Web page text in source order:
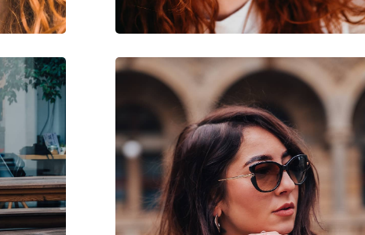
Nu
Da
Da
Femei
Ochelari de soare
Hugo
Modă